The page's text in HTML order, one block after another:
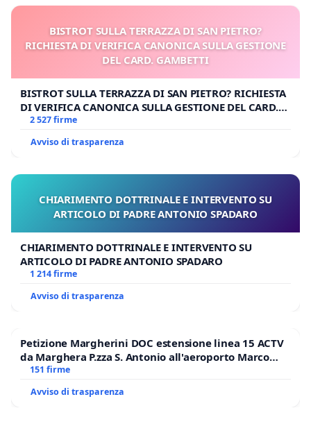
BISTROT SULLA TERRAZZA DI SAN PIETRO?
RICHIESTA DI VERIFICA CANONICA SULLA GESTIONE
DEL CARD. GAMBETTI
BISTROT SULLA TERRAZZA DI SAN PIETRO? RICHIESTA
DI VERIFICA CANONICA SULLA GESTIONE DEL CARD.
GAMBETTI
2 527 firme
Avviso di trasparenza
CHIARIMENTO DOTTRINALE E INTERVENTO SU
ARTICOLO DI PADRE ANTONIO SPADARO
CHIARIMENTO DOTTRINALE E INTERVENTO SU
ARTICOLO DI PADRE ANTONIO SPADARO
1 214 firme
Avviso di trasparenza
Petizione Margherini DOC estensione linea 15 ACTV
da Marghera P.zza S. Antonio all'aeroporto Marco
Polo tariffa a € 1,50
151 firme
Avviso di trasparenza